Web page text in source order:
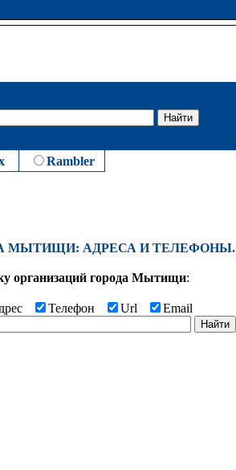
Rambler
МЫТИЩИ: АДРЕСА И ТЕЛЕФОНЫ.
организаций города Мытищи:
Телефон Url Email